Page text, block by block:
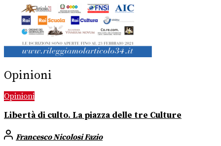
Opinioni
Opinioni
Libertà di culto. La piazza delle tre Culture
Francesco Nicolosi Fazio